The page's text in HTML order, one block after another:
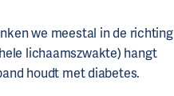
we meestal in de richting
lichaamszwakte) hangt
houdt met diabetes.